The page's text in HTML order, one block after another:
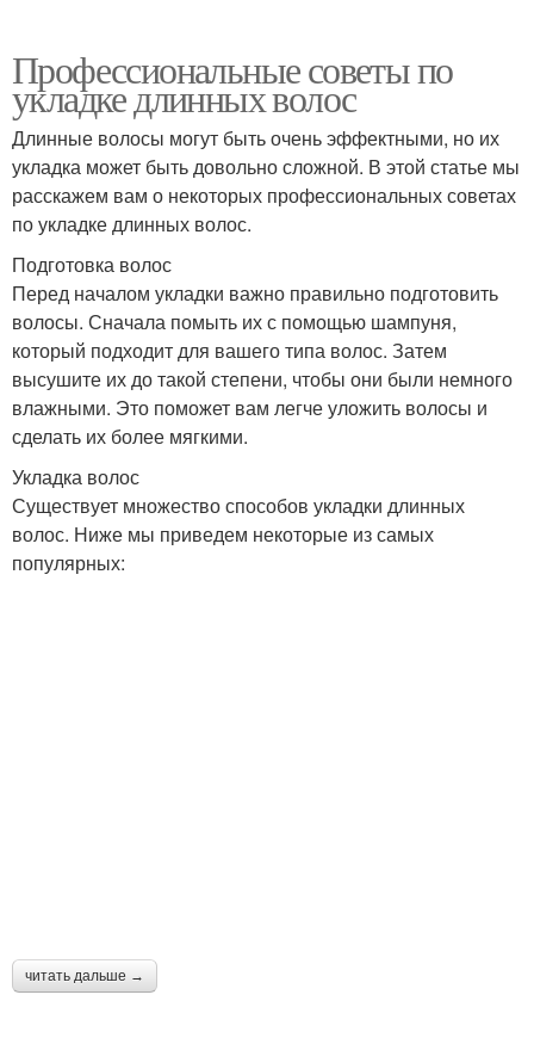
Профессиональные советы по
укладке длинных волос
Длинные волосы могут быть очень эффектными, но их
укладка может быть довольно сложной. В этой статье мы
расскажем вам о некоторых профессиональных советах
по укладке длинных волос.
Подготовка волос
Перед началом укладки важно правильно подготовить
волосы. Сначала помыть их с помощью шампуня,
который подходит для вашего типа волос. Затем
высушите их до такой степени, чтобы они были немного
влажными. Это поможет вам легче уложить волосы и
сделать их более мягкими.
Укладка волос
Существует множество способов укладки длинных
волос. Ниже мы приведем некоторые из самых
популярных:
читать дальше →